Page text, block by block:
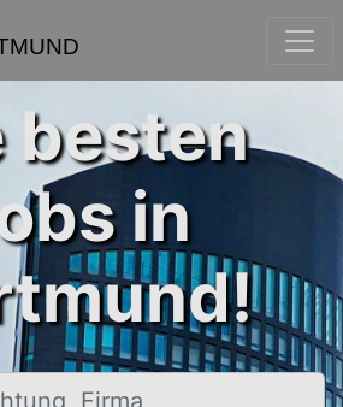
besten
in